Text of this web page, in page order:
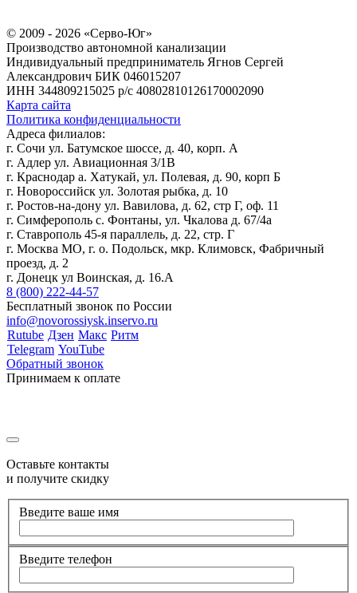
© 2009 - 2026 «Серво-Юг»
Производство автономной канализации
Индивидуальный предприниматель Ягнов Сергей
Александрович БИК 046015207
ИНН 344809215025 р/с 40802810126170002090
Карта сайта
Политика конфиденциальности
Адреса филиалов:
г. Сочи ул. Батумское шоссе, д. 40, корп. А
г. Адлер ул. Авиационная 3/1В
г. Краснодар а. Хатукай, ул. Полевая, д. 90, корп Б
г. Новороссийск ул. Золотая рыбка, д. 10
г. Ростов-на-дону ул. Вавилова, д. 62, стр Г, оф. 11
г. Симферополь с. Фонтаны, ул. Чкалова д. 67/4а
г. Ставрополь 45-я параллель, д. 22, стр. Г
г. Москва МО, г. о. Подольск, мкр. Климовск, Фабричный
проезд, д. 2
г. Донецк ул Воинская, д. 16.А
8 (800) 222-44-57
Бесплатный звонок по России
info@novorossiysk.inservo.ru
Rutube Дзен Макс Ритм
Telegram YouTube
Обратный звонок
Принимаем к оплате
Оставьте контакты
и получите скидку
Введите ваше имя
Введите телефон